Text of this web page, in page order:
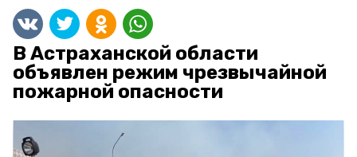
В Астраханской области
объявлен режим чрезвычайной
пожарной опасности